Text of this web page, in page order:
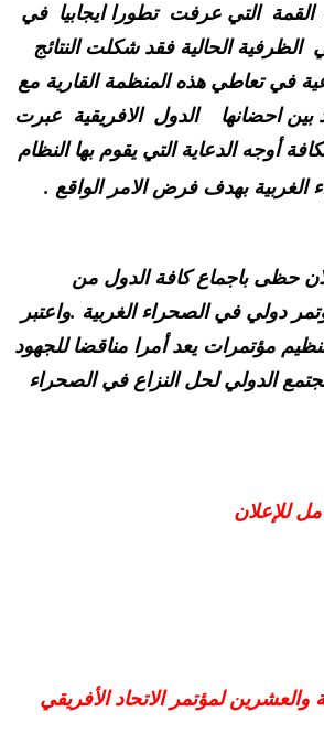
القمة التي عرفت تطورا ايجابيا في
الظرفية الحالية فقد شكلت النتائج
في تعاطي هذه المنظمة القارية مع
احضانها
الدول الافريقية عبرت
أوجه الدعاية التي يقوم بها النظام
الغربية بهدف فرض الامر الواقع .
حظى باجماع كافة الدول من
دولي في الصحراء الغربية .واعتبر
تنظيم مؤتمرات يعد أمرا مناقضا للجهود
الدولي لحل النزاع في الصحراء
للإعلان
والعشرين لمؤتمر الاتحاد الأفريقي